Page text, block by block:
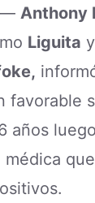
— Anthony
Liguita
favorable
años